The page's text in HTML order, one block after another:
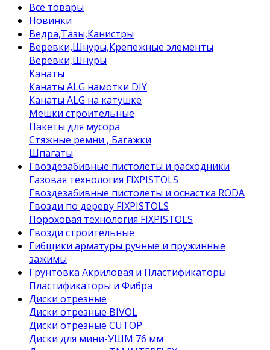
Все товары
Новинки
Ведра,Тазы,Канистры
Веревки,Шнуры,Крепежные элементы
Веревки,Шнуры
Канаты
Канаты ALG намотки DIY
Канаты ALG на катушке
Мешки строительные
Пакеты для мусора
Стяжные ремни , Багажки
Шпагаты
Гвоздезабивные пистолеты и расходники
Газовая технология FIXPISTOLS
Гвоздезабивные пистолеты и оснастка RODA
Гвозди по дереву FIXPISTOLS
Пороховая технология FIXPISTOLS
Гвозди строительные
Гибщики арматуры ручные и пружинные
зажимы
Грунтовка Акриловая и Пластификаторы
Пластификаторы и Фибра
Диски отрезные
Диски отрезные BIVOL
Диски отрезные CUTOP
Диски для мини-УШМ 76 мм